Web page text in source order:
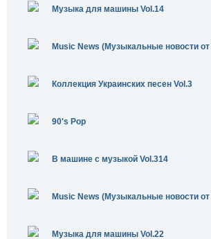
Музыка для машины Vol.14
Music News (Музыкальные новости
Коллекция Украинских песен Vol.3
90's Pop
В машине с музыкой Vol.314
Music News (Музыкальные новости
Музыка для машины Vol.22